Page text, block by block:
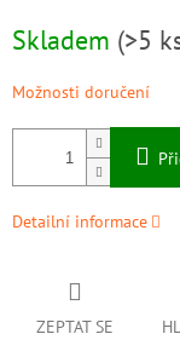
cena:
Skladem (>5
Možnosti doručení
Detailní informace
ZEPTAT SE